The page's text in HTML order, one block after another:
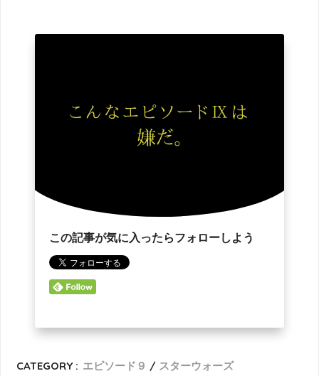
この記事が気に入ったらフォローしよう
CATEGORY : エピソード９
スターウォーズ